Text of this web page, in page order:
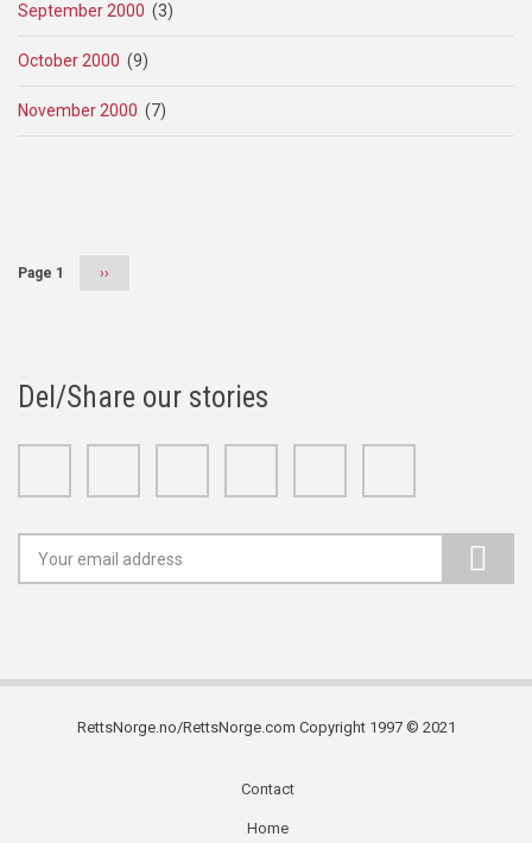
September 2000 (3)
October 2000 (9)
November 2000 (7)
Page 1
Next
››
Del/Share our stories
RettsNorge.no/RettsNorge.com Copyright 1997 © 2021
Contact
Home